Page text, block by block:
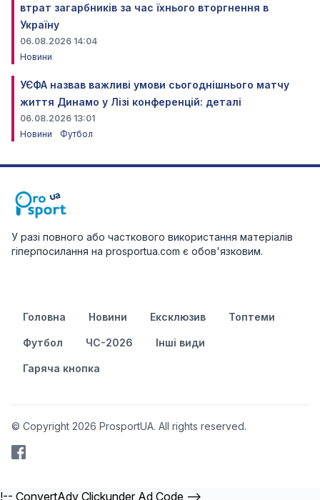
втрат загарбників за час їхнього вторгнення в
Україну
06.08.2026 14:04
Новини
УЄФА назвав важливі умови сьогоднішнього матчу
життя Динамо у Лізі конференцій: деталі
06.08.2026 13:01
Новини
Футбол
У разі повного або часткового використання матеріалів
гіперпосилання на prosportua.com є обов'язковим.
Головна Новини Ексклюзив Топтеми
Футбол ЧС-2026 Інші види
Гаряча кнопка
© Copyright 2026 ProsportUA. All rights reserved.
!-- ConvertAdv Clickunder Ad Code -->